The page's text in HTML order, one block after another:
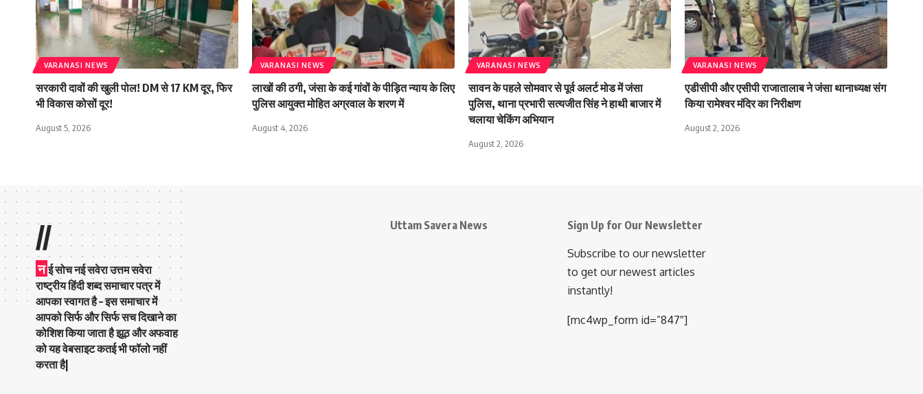
VARANASI NEWS
सरकारी दावों की खुली पोल! DM से 17 KM दूर, फिर
भी विकास कोसों दूर!
August 5, 2026
VARANASI NEWS
लाखों की ठगी, जंसा के कई गांवों के पीड़ित न्याय के लिए
पुलिस आयुक्त मोहित अग्रवाल के शरण में
August 4, 2026
VARANASI NEWS
सावन के पहले सोमवार से पूर्व अलर्ट मोड में जंसा
पुलिस, थाना प्रभारी सत्यजीत सिंह ने हाथी बाजार में
चलाया चेकिंग अभियान
August 2, 2026
VARANASI NEWS
एडीसीपी और एसीपी राजातालाब ने जंसा थानाध्यक्ष संग
किया रामेश्वर मंदिर का निरीक्षण
August 2, 2026
//
न ई सोच नई सवेरा उत्तम सवेरा
राष्ट्रीय हिंदी शब्द समाचार पत्र में
आपका स्वागत है – इस समाचार में
आपको सिर्फ और सिर्फ सच दिखाने का
कोशिश किया जाता है झूठ और अफवाह
को यह वेबसाइट कतई भी फॉलो नहीं
करता है|
Uttam Savera News Sign Up for Our Newsletter
Subscribe to our newsletter
to get our newest articles
instantly!
[mc4wp_form id=”847″]